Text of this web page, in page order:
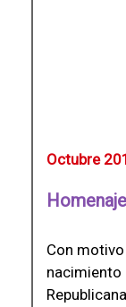
Octubre
Con
nacimiento